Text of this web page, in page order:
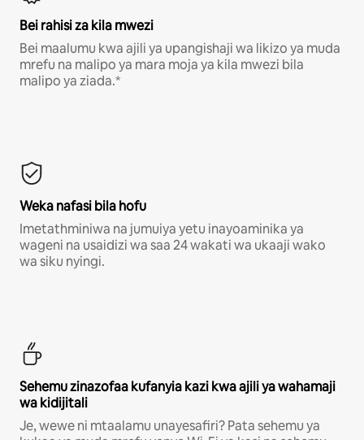
Bei rahisi za kila mwezi
Bei maalumu kwa ajili ya upangishaji wa likizo ya muda
mrefu na malipo ya mara moja ya kila mwezi bila
malipo ya ziada.*
Weka nafasi bila hofu
Imetathminiwa na jumuiya yetu inayoaminika ya
wageni na usaidizi wa saa 24 wakati wa ukaaji wako
wa siku nyingi.
Sehemu zinazofaa kufanyia kazi kwa ajili ya wahamaji
wa kidijitali
Je, wewe ni mtaalamu unayesafiri? Pata sehemu ya